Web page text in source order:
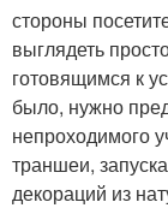
стороны
выглядеть
готовящимся к
было, нужно
непроходимого
траншеи,
декораций из